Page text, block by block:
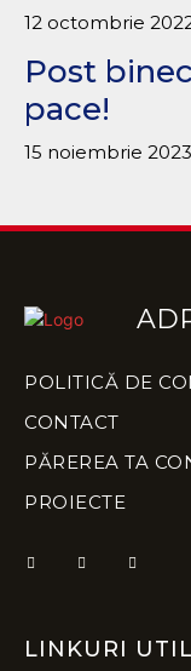
12 octombrie
Post
pace!
15 noiembrie 2023
POLITICĂ DE
CONTACT
PĂREREA TA
PROIECTE
LINKURI